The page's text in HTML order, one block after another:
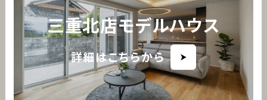
三重北店モデルハウス
詳細はこちらから